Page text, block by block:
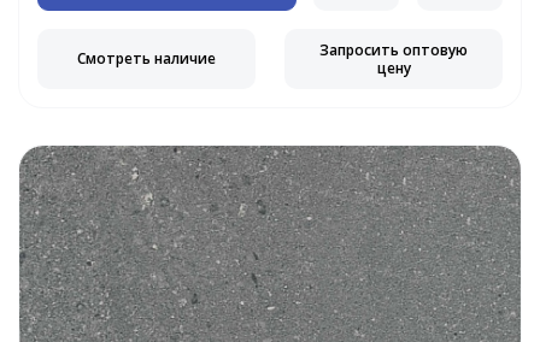
Смотреть наличие
Запросить оптовую
цену